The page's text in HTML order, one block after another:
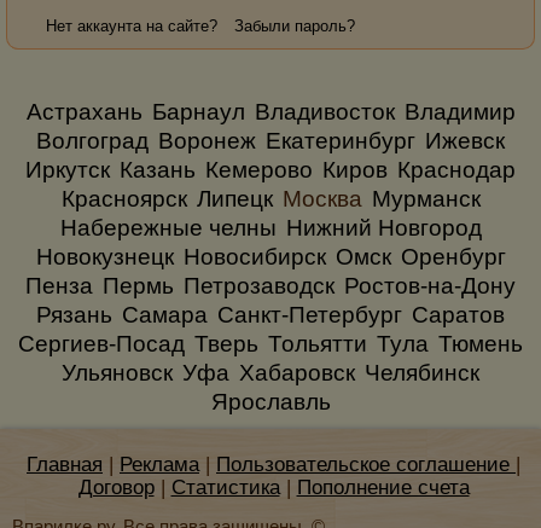
Нет аккаунта на сайте? Забыли пароль?
Астрахань Барнаул Владивосток Владимир
Волгоград Воронеж Екатеринбург Ижевск
Иркутск Казань Кемерово Киров Краснодар
Красноярск Липецк Москва Мурманск
Набережные челны Нижний Новгород
Новокузнецк Новосибирск Омск Оренбург
Пенза Пермь Петрозаводск Ростов-на-Дону
Рязань Самара Санкт-Петербург Саратов
Сергиев-Посад Тверь Тольятти Тула Тюмень
Ульяновск Уфа Хабаровск Челябинск
Ярославль
Главная | Реклама | Пользовательское соглашение |
Договор| Статистика| Пополнение счета